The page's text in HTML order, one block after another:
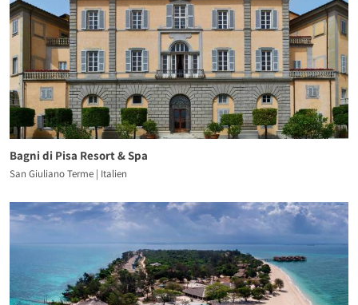
Bagni di Pisa Resort & Spa
San Giuliano Terme | Italien